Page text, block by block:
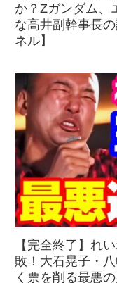
か？Zガンダム、
な高井副幹事長
ネル】
【完全終了】れ
敗！大石晃子・
く票を削る最悪